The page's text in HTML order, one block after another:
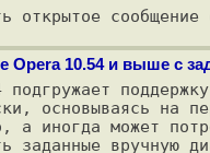
открытое
Opera 10.54 и выше с
подгружает
основываясь на
а иногда может
заданные вручную